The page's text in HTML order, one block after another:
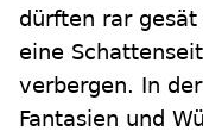
dürften rar
eine
verbergen. In
Fantasien und